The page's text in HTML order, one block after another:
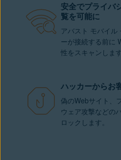
安全でプライバ
覧を可能に
アバスト モバイル
ーが接続する前に
性をスキャンします
ハッカーからお
偽のWebサイト、
ウェア攻撃などの
ロックします。